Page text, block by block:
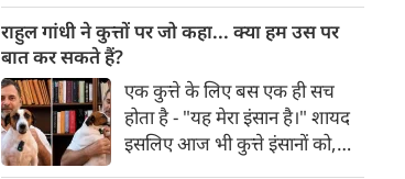
भारत में रहेंगे। ‘ट्रांसफॉर्म रूरल
अनुसार भारत विकसित देशों के
विपरीत समृद्ध बनने से पहले ही वृद्ध
होती आबादी वाले देश की श्रेणी में
पहुंच रहा है।
राहुल गांधी ने कुत्तों पर जो कहा... क्या हम उस पर
बात कर सकते हैं?
एक कुत्ते के लिए बस एक ही सच
होता है - "यह मेरा इंसान है।" शायद
इसलिए आज भी कुत्ते इंसानों को,